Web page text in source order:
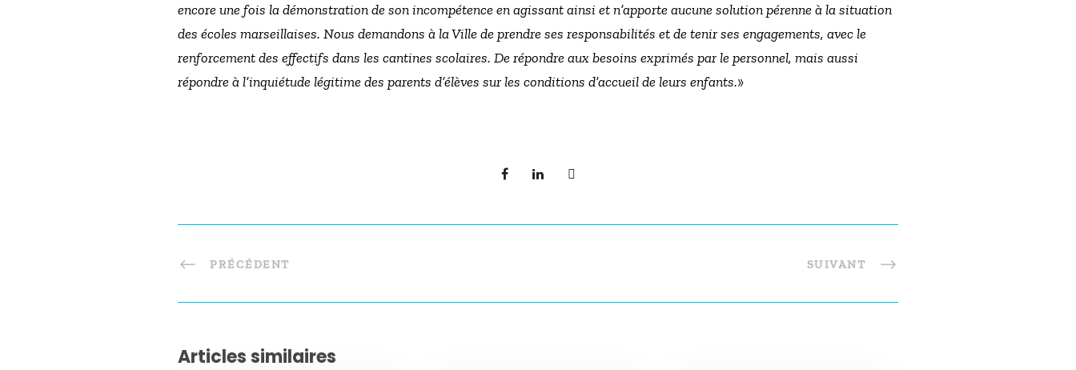
encore une fois la démonstration de son incompétence en agissant ainsi et n’apporte aucune solution pérenne à la situation
des écoles marseillaises. Nous demandons à la Ville de prendre ses responsabilités et de tenir ses engagements, avec le
renforcement des effectifs dans les cantines scolaires. De répondre aux besoins exprimés par le personnel, mais aussi
répondre à l’inquiétude légitime des parents d’élèves sur les conditions d’accueil de leurs enfants.»
PRÉCÉDENT SUIVANT
Articles similaires